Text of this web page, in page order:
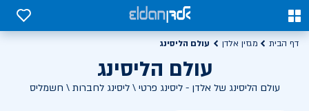
0
0
דף הבית מגזין אלדן עולם הליסינג
עולם הליסינג
עולם הליסינג של אלדן - ליסינג פרטי \ ליסינג לחברות \ חשמליס